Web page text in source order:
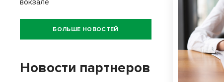
вокзале
БОЛЬШЕ НОВОСТЕЙ
Новости партнеров